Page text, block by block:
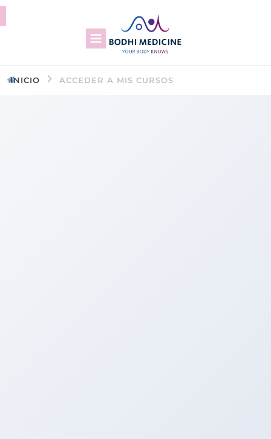
INICIO ACCEDER A MIS CURSOS